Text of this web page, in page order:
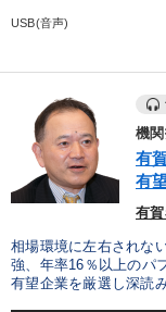
USB(音声)
機
有
有
有
相場環境に左右されな
強、年率16％以上のパ
有望企業を厳選し深読